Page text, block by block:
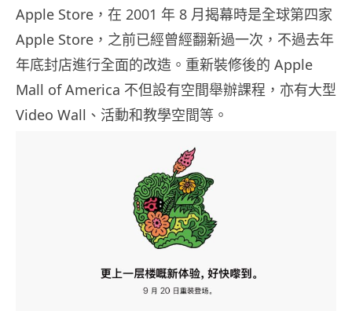
Apple Store，在 2001 年 8 月揭幕時是全球第四家
Apple Store，之前已經曾經翻新過一次，不過去年
年底封店進行全面的改造。重新裝修後的 Apple
Mall of America 不但設有空間舉辦課程，亦有大型
Video Wall、活動和教學空間等。